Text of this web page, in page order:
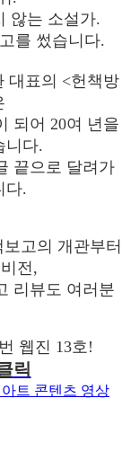
않는 소설가.
를 썼습니다.
대표의 <헌책방
되어 20여 년을
니다.
끝으로 달려가
다.
고의 개관부터
전,
리뷰도 여러분
웹진 13호!
릭
트 콘텐츠 영상